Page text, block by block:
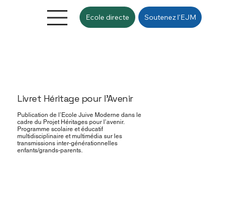
Ecole directe Soutenez l'EJM
Livret Héritage pour l'Avenir
Publication de l’Ecole Juive Moderne dans le
cadre du Projet Héritages pour l’avenir.
Programme scolaire et éducatif
multidisciplinaire et multimédia sur les
transmissions inter-générationnelles
enfants/grands-parents.